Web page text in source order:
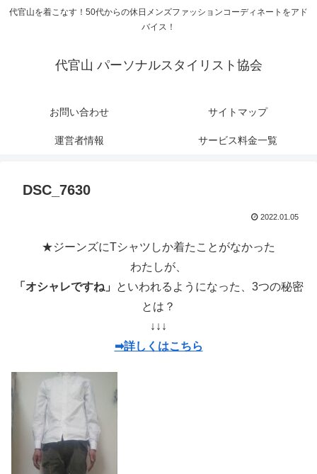
代官山を着こなす！50代からの休日メンズファッションコーディネートをアド
バイス！
代官山 パーソナルスタイリスト協会
お問い合わせ サイトマップ
運営者情報 サービス料金一覧
DSC_7630
2022.01.05
★ジーンズにTシャツしか着たことがなかった
わたしが、
「オシャレですね」
といわれるようになった、3つの秘密
とは？
↓↓↓
➡詳しくはこちら